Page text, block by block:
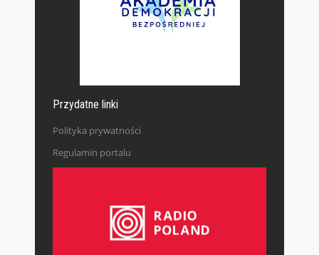
Przydatne linki
Polityka prywatności
Regulamin portalu